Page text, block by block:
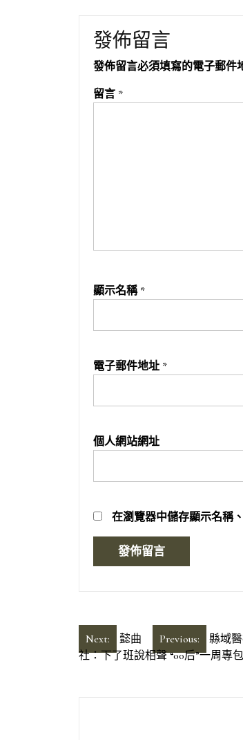
發佈留言
發佈留言必須填寫的電子郵件
留言 *
顯示名稱 *
電子郵件地址 *
個人網站網址
在瀏覽器中儲存顯示名稱
文
章
Previous: 縣域
Next:
懿曲
社：下了班說相聲 “00后”一周專